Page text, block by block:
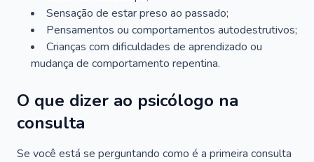
Sensação de estar preso ao passado;
Pensamentos ou comportamentos autodestrutivos;
Crianças com dificuldades de aprendizado ou
mudança de comportamento repentina.
O que dizer ao psicólogo na
consulta
Se você está se perguntando como é a primeira consulta